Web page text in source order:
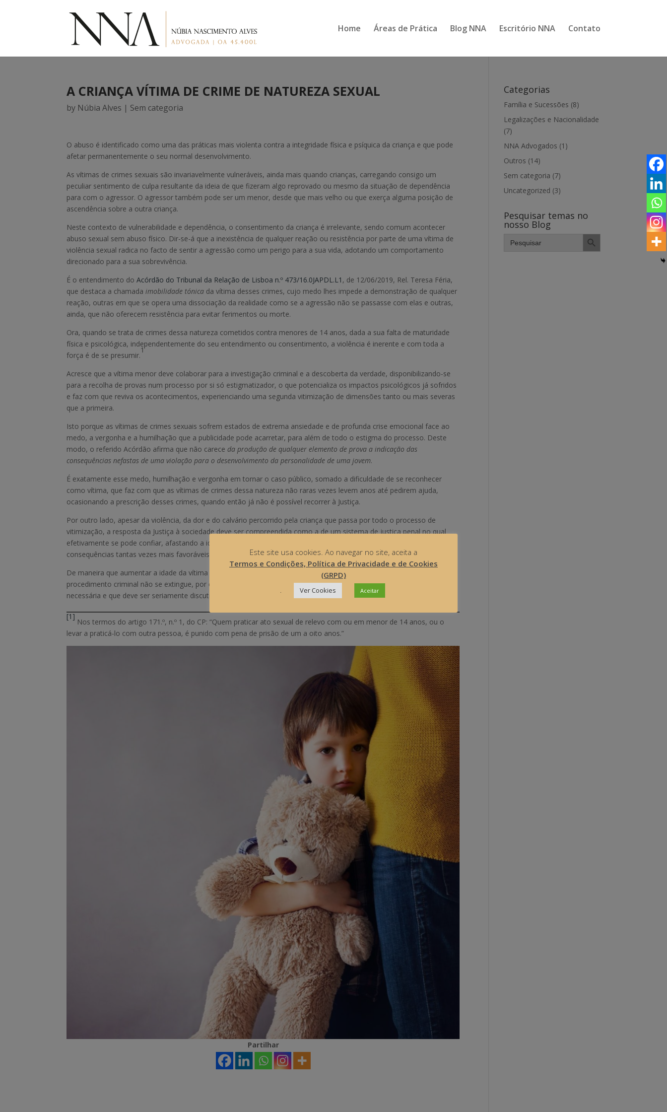
Home Áreas de Prática Blog NNA Escritório NNA Contato
A CRIANÇA VÍTIMA DE CRIME DE NATUREZA SEXUAL
by Núbia Alves | Sem categoria
O abuso é identificado como uma das práticas mais violenta contra a integridade física e psíquica da criança e que pode
afetar permanentemente o seu normal desenvolvimento.
As vítimas de crimes sexuais são invariavelmente vulneráveis, ainda mais quando crianças, carregando consigo um
peculiar sentimento de culpa resultante da ideia de que fizeram algo reprovado ou mesmo da situação de dependência
para com o agressor. O agressor também pode ser um menor, desde que mais velho ou que exerça alguma posição de
ascendência sobre a outra criança.
Neste contexto de vulnerabilidade e dependência, o consentimento da criança é irrelevante, sendo comum acontecer
abuso sexual sem abuso físico. Dir-se-á que a inexistência de qualquer reação ou resistência por parte de uma vítima de
violência sexual radica no facto de sentir a agressão como um perigo para a sua vida, adotando um comportamento
direcionado para a sua sobrevivência.
É o entendimento doAcórdão do Tribunal da Relação de Lisboa n.º 473/16.0JAPDL.L1 , de 12/06/2019, Rel. Teresa Féria,
que destaca a chamadaimobilidade tónica da vítima desses crimes, cujo medo lhes impede a demonstração de qualquer
reação, outras em que se opera uma dissociação da realidade como se a agressão não se passasse com elas e outras,
ainda, que não oferecem resistência para evitar ferimentos ou morte.
Ora, quando se trata de crimes dessa natureza cometidos contra menores de 14 anos, dada a sua falta de maturidade
física e psicológica, independentemente do seu entendimento ou consentimento, a violência é inerente e com toda a
força é de se presumir.
1
Acresce que a vítima menor deve colaborar para a investigação criminal e a descoberta da verdade, disponibilizando-se
para a recolha de provas num processo por si só estigmatizador, o que potencializa os impactos psicológicos já sofridos
e faz com que reviva os acontecimentos, experienciando uma segunda vitimização de dimensões tanto ou mais severas
que a primeira.
Isto porque as vítimas de crimes sexuais sofrem estados de extrema ansiedade e de profunda crise emocional face ao
medo, a vergonha e a humilhação que a publicidade pode acarretar, para além de todo o estigma do processo. Deste
modo, o referido Acórdão afirma que não carece da produção de qualquer elemento de prova a indicação das
consequências nefastas de uma violação para o desenvolvimento da personalidade de uma jovem.
É exatamente esse medo, humilhação e vergonha em tornar o caso público, somado a dificuldade de se reconhecer
como vítima, que faz com que as vítimas de crimes dessa natureza não raras vezes levem anos até pedirem ajuda,
ocasionando a prescrição desses crimes, quando então já não é possível recorrer à Justiça.
Por outro lado, apesar da violência, da dor e do calvário percorrido pela criança que passa por todo o processo de
vitimização, a resposta da Justiça à sociedade deve ser compreendida como a de um sistema de justiça penal no qual
efetivamente se pode confiar, afastando a ideia comum de impunidade ou de um sistema que parece legitimar as
consequências tantas vezes mais favoráveis ao agressor do que à vítima.
De maneira que aumentar a idade da vítima para a prescrição dos crimes sexuais contra menores (atualmente o
procedimento criminal não se extingue, por efeito da prescrição, até a vítima completar 23 anos), é uma medida salutar,
necessária e que deve ser seriamente discutida.
[1]
Nos termos do artigo 171.º, n.º 1, do CP: “Quem praticar ato sexual de relevo com ou em menor de 14 anos, ou o
levar a praticá-lo com outra pessoa, é punido com pena de prisão de um a oito anos.”
Partilhar
Categorias
Família e Sucessões (8)
Legalizações e Nacionalidade
(7)
NNA Advogados (1)
Outros (14)
Sem categoria (7)
Uncategorized (3)
Pesquisar temas no
nosso Blog
Search
for:
Search Button
Este site usa cookies. Ao navegar no site, aceita a
Termos e Condições, Política de Privacidade e de Cookies
(GRPD)
.
Ver Cookies Aceitar